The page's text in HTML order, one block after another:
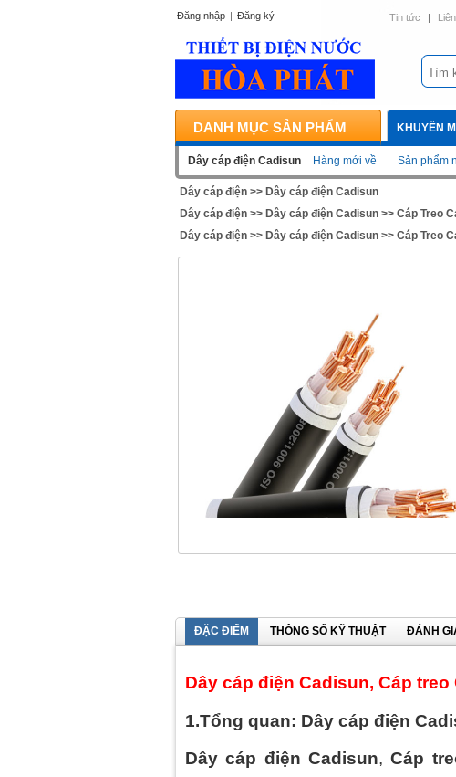
Đăng nhập | Đăng ký Tin tức |
DANH MỤC SẢN PHẨM KHUYẾN
Dây cáp điện Cadisun Hàng mới về Sản phẩm
Dây cáp điện >> Dây cáp điện Cadisun
Dây cáp điện >> Dây cáp điện Cadisun >> Cáp Treo
Dây cáp điện >> Dây cáp điện Cadisun >> Cáp Treo
ĐẶC ĐIỂM THÔNG SỐ KỸ THUẬT ĐÁNH
Dây cáp điện Cadisun, Cáp treo
1.Tổng quan: Dây cáp điện
Dây cáp điện Cadisun,Cáp